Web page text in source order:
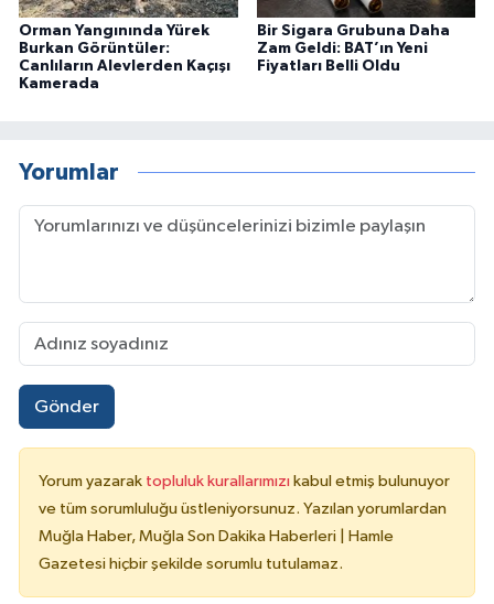
Orman Yangınında Yürek
Burkan Görüntüler:
Canlıların Alevlerden Kaçışı
Kamerada
Bir Sigara Grubuna Daha
Zam Geldi: BAT’ın Yeni
Fiyatları Belli Oldu
Yorumlar
Gönder
Yorum yazarak topluluk kurallarımızı kabul etmiş bulunuyor
ve tüm sorumluluğu üstleniyorsunuz. Yazılan yorumlardan
Muğla Haber, Muğla Son Dakika Haberleri | Hamle
Gazetesi hiçbir şekilde sorumlu tutulamaz.